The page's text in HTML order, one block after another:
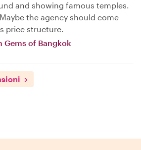
and showing famous temples.
the agency should come
price structure.
Gems of Bangkok